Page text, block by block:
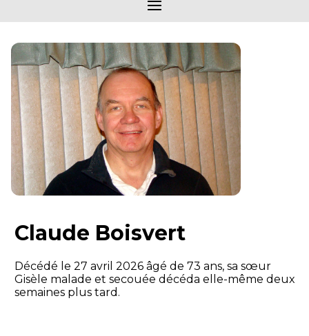
Claude Boisvert
Décédé le 27 avril 2026 âgé de 73 ans, sa sœur
Gisèle malade et secouée décéda elle-même deux
semaines plus tard.